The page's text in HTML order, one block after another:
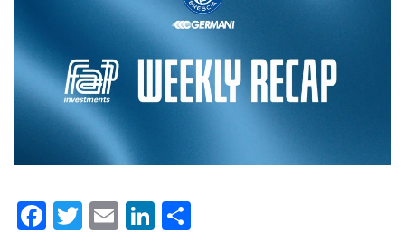
Facebook
Twitter
EmailLinkedIn